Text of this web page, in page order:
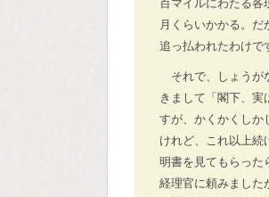
百マイルにわたる各
月くらいかかる。
追っ払われたわけで
それで、しょうが
きまして「閣下、
すが、かくかくしか
けれど、これ以上続
明書を見てもらった
経理官に頼みました